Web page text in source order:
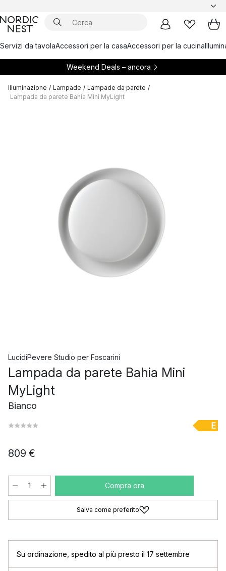
Servizi da tavolaAccessori per la casaAccessori per la cucina
Weekend Deals – ancora
Illuminazione / Lampade / Lampade da parete /
Lampada da parete Bahia Mini MyLight
LucidiPevere Studio per Foscarini
Lampada da parete Bahia Mini
MyLight
Bianco
E
809 €
Compra ora
Salva come preferito
Su ordinazione spedito al più presto il 17 settembre